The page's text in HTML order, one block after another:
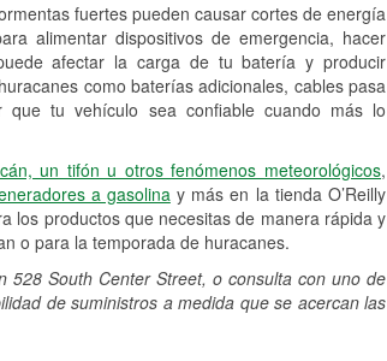
fuertes pueden causar cortes de energía
alimentar dispositivos de emergencia, hacer
afectar la carga de tu batería y producir
como baterías adicionales, cables pasa
tu vehículo sea confiable cuando más lo
un tifón u otros fenómenos meteorológicos,
a gasolinay más en la tienda O’Reilly
los productos que necesitas de manera rápida y
o para la temporada de huracanes.
528 South Center Street, o consulta con uno de
de suministros a medida que se acercan las